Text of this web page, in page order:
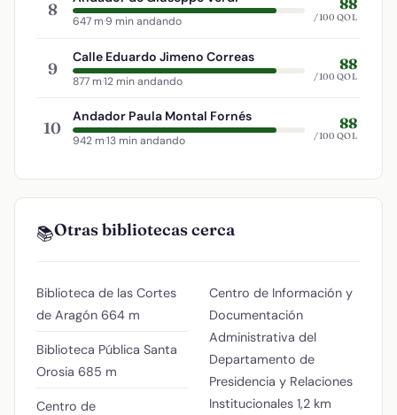
8
647 m·9 min andando
88
/100 QOL
9
Calle Eduardo Jimeno Correas
877 m·12 min andando
88
/100 QOL
10
Andador Paula Montal Fornés
942 m·13 min andando
88
/100 QOL
📚Otras bibliotecas cerca
Biblioteca de las Cortes
de Aragón 664 m
Biblioteca Pública Santa
Orosia 685 m
Centro de
Centro de Información y
Documentación
Administrativa del
Departamento de
Presidencia y Relaciones
Institucionales 1,2 km